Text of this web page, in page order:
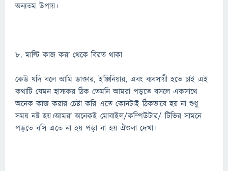
অন্যতম উপায়।
৮. মাল্টি কাজ করা থেকে বিরত থাকা
কেউ যদি বলে আমি ডাক্তার, ইঞ্জিনিয়ার, এবং ব্যবসায়ী হতে চাই এই
কথাটি যেমন হাস্যকর ঠিক তেমনি আমরা পড়তে বসলে একসাথে
অনেক কাজ করার চেষ্টা করি এতে কোনটাই ঠিকভাবে হয় না শুধু
সময় নষ্ট হয়।আমরা অনেকই মোবাইল/কম্পিউটার/ টিভির সামনে
পড়তে বসি এতে না হয় পড়া না হয় ঐগুলা দেখা।